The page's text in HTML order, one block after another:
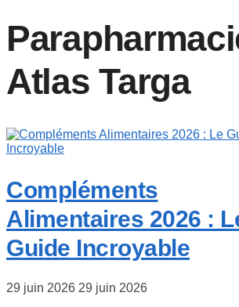
Atlas Targa
Compléments
Alimentaires 2026 :
Guide Incroyable
29 juin 2026 29 juin 2026